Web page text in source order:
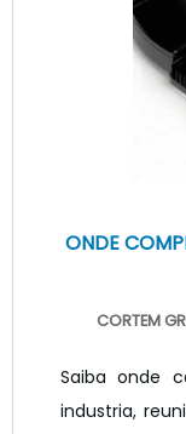
existe a
cob led. A
auxiliar na
para o
ONDE
CORTEM
Saiba onde
industria,